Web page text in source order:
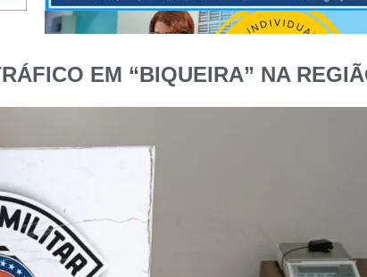
EM “BIQUEIRA” NA